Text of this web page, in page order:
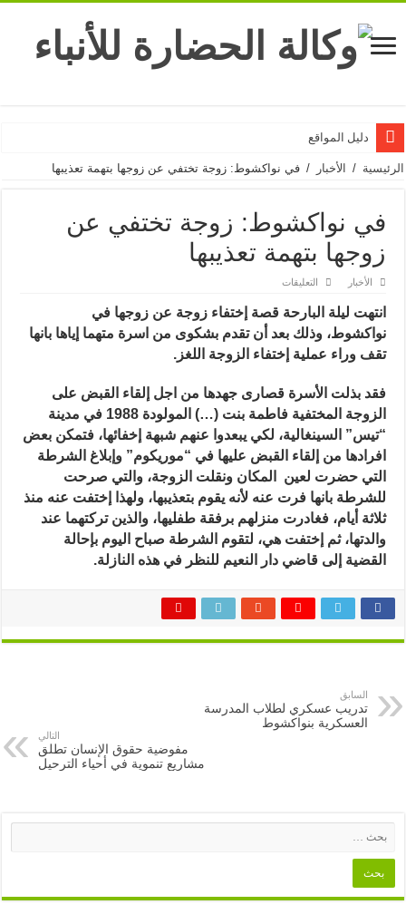
دليل المواقع
الرئيسية / الأخبار / في نواكشوط: زوجة تختفي عن زوجها بتهمة تعذيبها
في نواكشوط: زوجة تختفي عن
زوجها بتهمة تعذيبها
الأخبار التعليقات
نواكشوط:
زوجة
تختفي
عن
زوجها
مغلقة
انتهت ليلة البارحة قصة إختفاء زوجة عن زوجها في
نواكشوط، وذلك بعد أن تقدم بشكوى من اسرة متهما إياها بانها
تقف وراء عملية إختفاء الزوجة اللغز.
فقد بذلت الأسرة قصارى جهدها من اجل إلقاء القبض على
الزوجة المختفية فاطمة بنت (…) المولودة 1988 في مدينة
“تيس” السينغالية، لكي يبعدوا عنهم شبهة إخفائها، فتمكن بعض
افرادها من إلقاء القبض عليها في “موريكوم” وإبلاغ الشرطة
التي حضرت لعين المكان ونقلت الزوجة، والتي صرحت
للشرطة بانها فرت عنه لأنه يقوم بتعذيبها، ولهذا إختفت عنه منذ
ثلاثة أيام، فغادرت منزلهم برفقة طفليها، والذين تركتهما عند
والدتها، ثم إختفت هي، لتقوم الشرطة صباح اليوم بإحالة
القضية إلى قاضي دار النعيم للنظر في هذه النازلة.
السابق
تدريب عسكري لطلاب المدرسة
العسكرية بنواكشوط
التالي
مفوضية حقوق الإنسان تطلق
مشاريع تنموية في أحياء الترحيل